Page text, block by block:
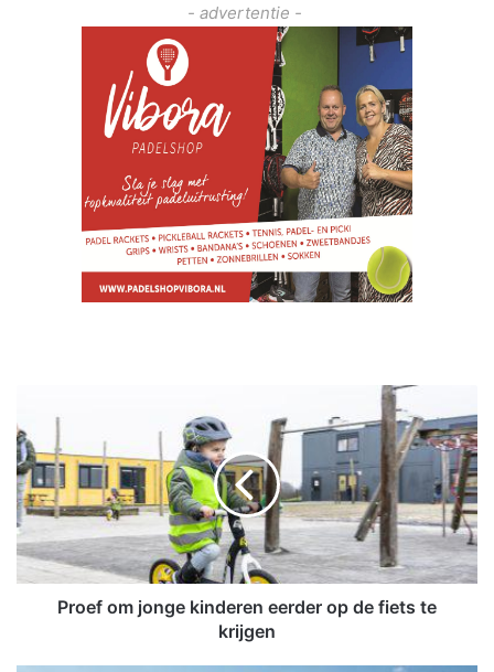
- advertentie -
o
e
f
o
m
j
o
Proef om jonge kinderen eerder op de fiets te
krijgen